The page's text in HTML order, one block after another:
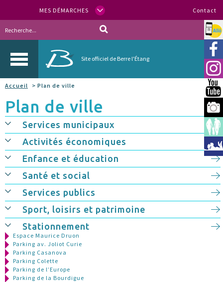
MES DÉMARCHES Contact
Site officiel de Berre l'Étang
Allo
Accueil > Plan de ville
Plan de ville
Services municipaux
Activités économiques
Enfance et éducation
Santé et social
Services publics
Sport, loisirs et patrimoine
Stationnement
Espace Maurice Druon
Parking av. Joliot Curie
Parking Casanova
Parking Colette
Parking de l’Europe
Parking de la Bourdigue